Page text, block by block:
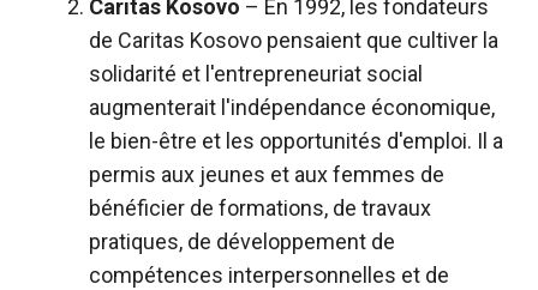
Caritas Kosovo – En 1992, les fondateurs
de Caritas Kosovo pensaient que cultiver la
solidarité et l'entrepreneuriat social
augmenterait l'indépendance économique,
le bien-être et les opportunités d'emploi. Il a
permis aux jeunes et aux femmes de
bénéficier de formations, de travaux
pratiques, de développement de
compétences interpersonnelles et de